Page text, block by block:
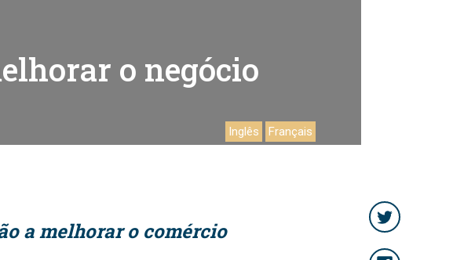
o negócio
Inglês Français
a melhorar o comércio